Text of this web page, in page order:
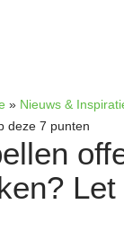
» Nieuws &
deze 7 punten